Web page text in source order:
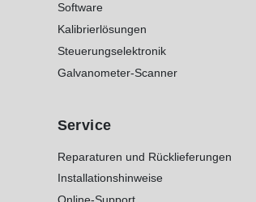
Software
Kalibrierlösungen
Steuerungselektronik
Galvanometer-Scanner
Service
Reparaturen und Rücklieferungen
Installationshinweise